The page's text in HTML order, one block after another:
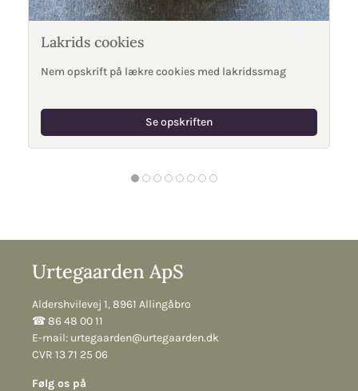
Lakrids cookies
Nem opskrift på lækre cookies med lakridssmag
Se opskriften
Urtegaarden ApS
Aldershvilevej 1, 8961 Allingåbro
☎︎ 86 48 00 11
E-mail: urtegaarden@urtegaarden.dk
CVR 13 71 25 06
Følg os på